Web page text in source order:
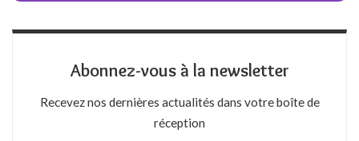
Abonnez-vous à la newsletter
Recevez nos dernières actualités dans votre boîte de
réception